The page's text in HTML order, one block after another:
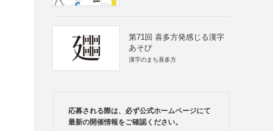
第71回 喜多方発感じる漢字
あそび
漢字のまち喜多方
応募される際は、必ず公式ホームページにて
最新の開催情報をご確認ください。